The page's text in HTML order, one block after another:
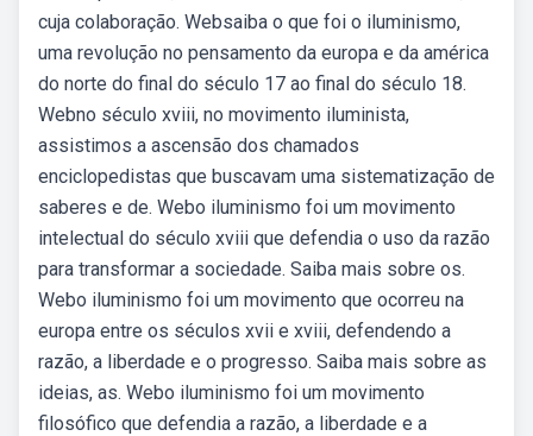
cuja colaboração. Websaiba o que foi o iluminismo,
uma revolução no pensamento da europa e da américa
do norte do final do século 17 ao final do século 18.
Webno século xviii, no movimento iluminista,
assistimos a ascensão dos chamados
enciclopedistas que buscavam uma sistematização de
saberes e de. Webo iluminismo foi um movimento
intelectual do século xviii que defendia o uso da razão
para transformar a sociedade. Saiba mais sobre os.
Webo iluminismo foi um movimento que ocorreu na
europa entre os séculos xvii e xviii, defendendo a
razão, a liberdade e o progresso. Saiba mais sobre as
ideias, as. Webo iluminismo foi um movimento
filosófico que defendia a razão, a liberdade e a